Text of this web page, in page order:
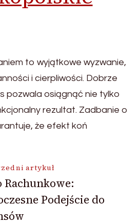
to wyjątkowe wyzwanie,
i cierpliwości. Dobrze
pozwala osiągnąć nie tylko
rezultat. Zadbanie o
że efekt koń
artykuł
Rachunkowe:
Podejście do